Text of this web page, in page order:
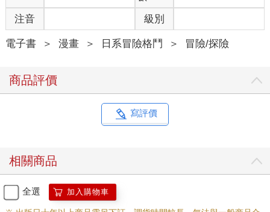
注音 級別
電子書 ＞ 漫畫 ＞ 日系冒險格鬥 ＞ 冒險/探險
商品評價
寫評價
相關商品
全選 加入購物車